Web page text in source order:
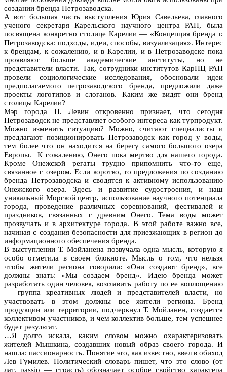
создании бренда Петрозаводска.
А вот большая часть выступления Юрия Савельева, главного
ученого секретаря Карельского научного центра РАН, была
посвящена конкретно столице Карелии — «Концепция бренда г.
Петрозаводска: подходы, идеи, способы, визуализация». Интерес
к брендам, к сожалению, и в Карелии, и в Петрозаводске пока
проявляют больше академические институты, но не
представители власти. Так, сотрудники институтов КарНЦ РАН
провели социологические исследования, обосновали идеи
предполагаемого петрозаводского бренда, предложили даже
проекты логотипов и слоганов. Каким же видят они бренд
столицы Карелии?
Мэр города Н. Левин откровенно признает, что сегодня
Петрозаводск не представляет особого интереса как турпродукт.
Можно изменить ситуацию? Можно, считают специалисты и
предлагают позиционировать Петрозаводск как город у воды,
тем более что он находится на берегу самого большого озера
Европы. К сожалению, Онего пока мертво для нашего города.
Кроме Онежской регаты трудно припомнить что-то еще,
связанное с озером. Если коротко, то предложения по созданию
бренда Петрозаводска и сводятся к активному использованию
Онежского озера. Здесь и развитие судостроения, и наш
уникальный Морской центр, использование научного потенциала
города, проведение различных соревнований, фестивалей и
праздников, связанных с древним Онего. Тема воды может
прозвучать и в архитектуре города. В этой работе важно все,
начиная с создания безопасности для приезжающих в регион до
информационного обеспечения бренда.
В выступлении Т. Мойланена позвучала одна мысль, которую я
особо отметила в своем блокноте. Мысль о том, что нельзя
чтобы жители региона говорили: «Они создают бренд», все
должны знать: «Мы создаем бренд». Идею бренда может
разработать один человек, возглавить работу по ее воплощению
— группа креативных людей и представителей власти, но
участвовать в этом должны все жители региона. Бренд
продукции или территории, подчеркнул Т. Мойланен, создается
коллективом участников, и чем коллектив больше, тем успешнее
будет результат.
…Я долго искала, каким словом можно охарактеризовать
жителей Мышкина, создавших новый образ своего города. И
нашла: пассионарность. Понятие это, как известно, ввел в обиход
Лев Гумилев. Политический словарь пишет, что это слово (от
лат. passio — страсть) обозначает особое свойство характера